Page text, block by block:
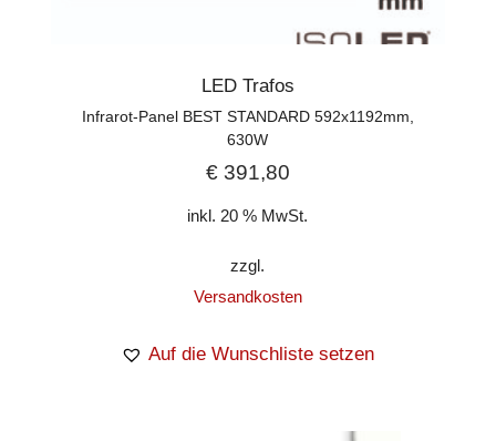
LED Trafos
Infrarot-Panel BEST STANDARD 592x1192mm,
630W
€391,80
inkl. 20 % MwSt.
zzgl.
Versandkosten
Auf die Wunschliste setzen